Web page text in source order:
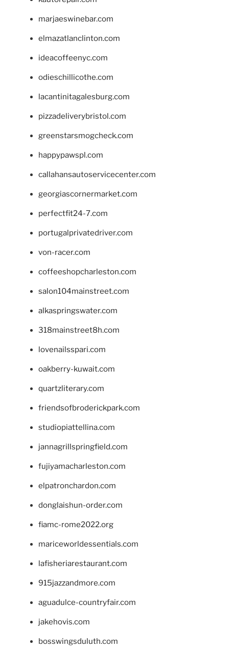
marjaeswinebar.com
elmazatlanclinton.com
ideacoffeenyc.com
odieschillicothe.com
lacantinitagalesburg.com
pizzadeliverybristol.com
greenstarsmogcheck.com
happypawspl.com
callahansautoservicecenter.com
georgiascornermarket.com
perfectfit24-7.com
portugalprivatedriver.com
von-racer.com
coffeeshopcharleston.com
salon104mainstreet.com
alkaspringswater.com
318mainstreet8h.com
lovenailsspari.com
oakberry-kuwait.com
quartzliterary.com
friendsofbroderickpark.com
studiopiattellina.com
jannagrillspringfield.com
fujiyamacharleston.com
elpatronchardon.com
donglaishun-order.com
fiamc-rome2022.org
mariceworldessentials.com
lafisheriarestaurant.com
915jazzandmore.com
aguadulce-countryfair.com
jakehovis.com
bosswingsduluth.com